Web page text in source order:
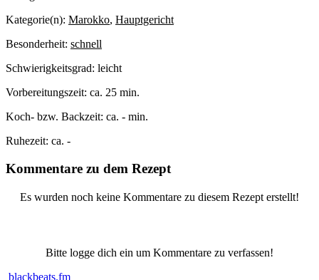
Kategorie(n): Marokko, Hauptgericht
Besonderheit: schnell
Schwierigkeitsgrad: leicht
Vorbereitungszeit: ca. 25 min.
Koch- bzw. Backzeit: ca. - min.
Ruhezeit: ca. -
Kommentare zu dem Rezept
Es wurden noch keine Kommentare zu diesem Rezept erstellt!
Bitte logge dich ein um Kommentare zu verfassen!
blackbeats.fm